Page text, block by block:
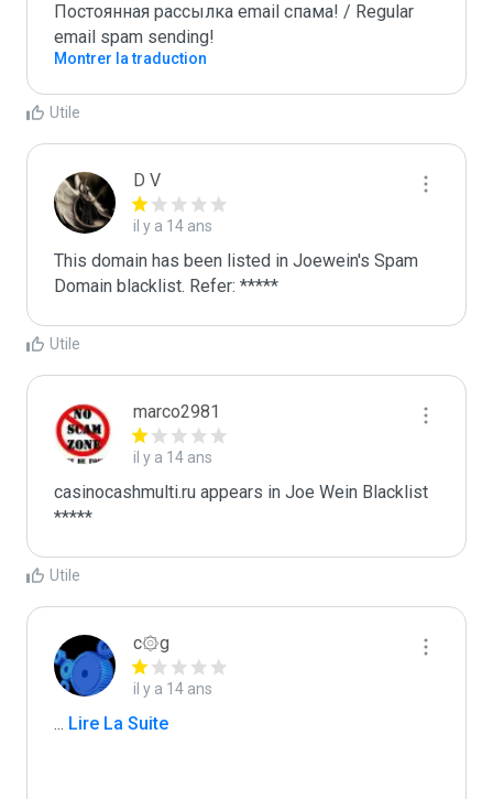
Постоянная рассылка email спама! / Regular
email spam sending!
Montrer la traduction
Utile
D V
il y a 14 ans
This domain has been listed in Joewein's Spam
Domain blacklist. Refer: *****
Utile
marco2981
il y a 14 ans
casinocashmulti.ru appears in Joe Wein Blacklist
*****
Utile
c۞g
il y a 14 ans
... Lire La Suite